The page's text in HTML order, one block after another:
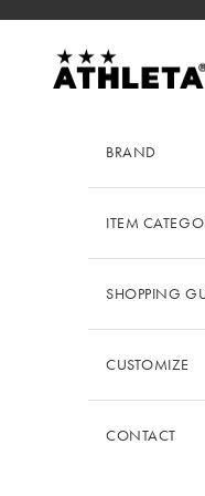
アスレタ公式オンライ
BRAND
ITEM
SHOPPING
CUSTOMIZE
CONTACT